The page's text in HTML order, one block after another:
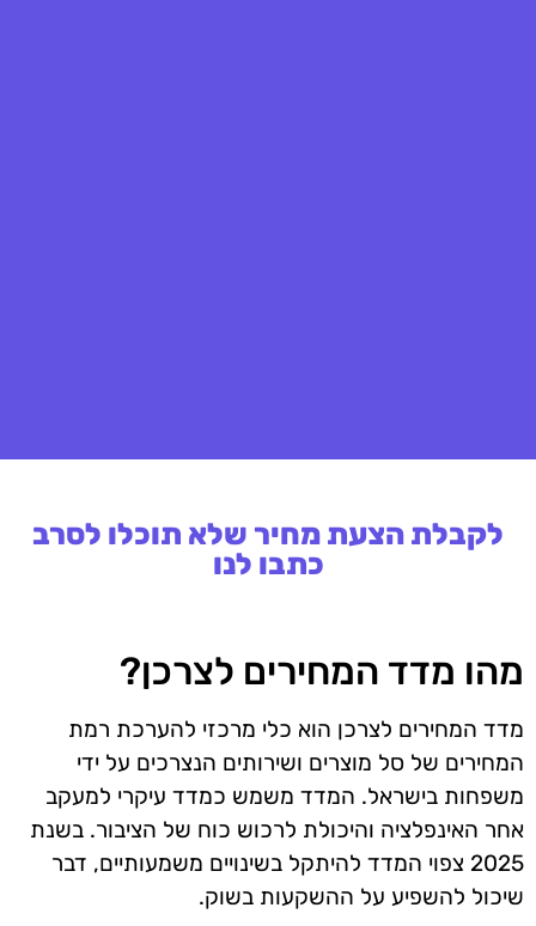
לקבלת הצעת מחיר שלא תוכלו לסרב
כתבו לנו
מהו מדד המחירים לצרכן?
מדד המחירים לצרכן הוא כלי מרכזי להערכת רמת
המחירים של סל מוצרים ושירותים הנצרכים על ידי
משפחות בישראל. המדד משמש כמדד עיקרי למעקב
אחר האינפלציה והיכולת לרכוש כוח של הציבור. בשנת
2025 צפוי המדד להיתקל בשינויים משמעותיים, דבר
שיכול להשפיע על ההשקעות בשוק.